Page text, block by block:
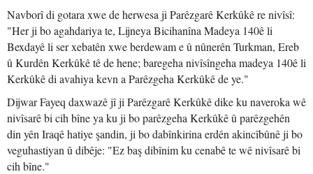
Navborî di gotara xwe de herwesa ji Parêzgarê Kerkûkê re nivîsî:
"Her ji bo agahdariya te, Lijneya Bicihanîna Madeya 140ê li
Bexdayê li ser xebatên xwe berdewam e û nûnerên Turkman, Ereb
û Kurdên Kerkûkê tê de hene; baregeha nivîsîngeha madeya 140ê li
Kerkûkê di avahiya kevn a Parêzgeha Kerkûkê de ye."
Dijwar Fayeq daxwazê jî ji Parêzgarê Kerkûkê dike ku naveroka wê
nivîsarê bi cih bîne ya ku ji bo parêzgeha Kerkûkê û parêzgehên
din yên Iraqê hatiye şandin, ji bo dabînkirina erdên akincîbûnê ji bo
veguhastiyan û dibêje: "Ez baş dibînim ku cenabê te wê nivîsarê bi
cih bîne."